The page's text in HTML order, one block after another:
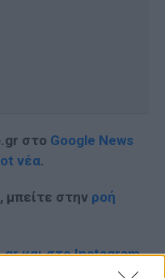
στο Google News
νέα.
, μπείτε στην ροή
και στο Instagram